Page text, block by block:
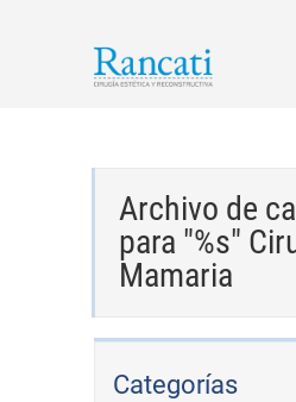
Archivo de
para "%s"
Mamaria
Categorías